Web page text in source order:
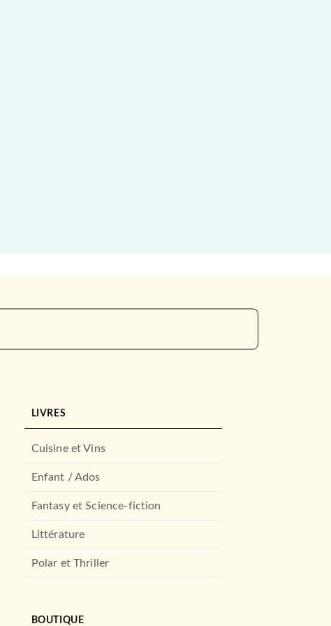
LIVRES
Cuisine et Vins
Enfant / Ados
Fantasy et Science-fiction
Littérature
Polar et Thriller
BOUTIQUE